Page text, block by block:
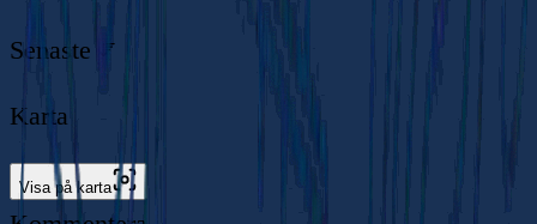
Senaste
Karta
Visa på karta